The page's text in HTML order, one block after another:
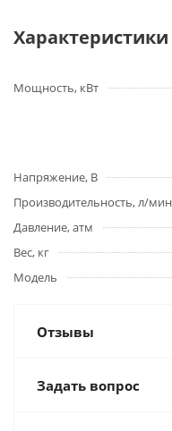
Характеристики
Мощность, кВт
Напряжение, В
Производительность, л/мин
Давление, атм
Вес, кг
Модель
Отзывы
Задать вопрос